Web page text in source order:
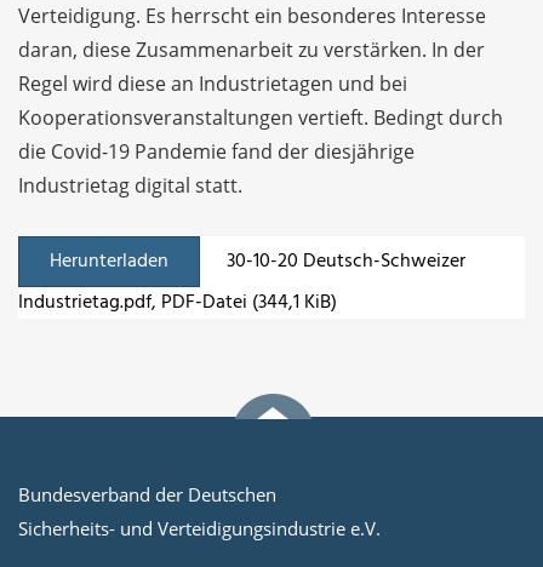
Verteidigung. Es herrscht ein besonderes Interesse
daran, diese Zusammenarbeit zu verstärken. In der
Regel wird diese an Industrietagen und bei
Kooperationsveranstaltungen vertieft. Bedingt durch
die Covid-19 Pandemie fand der diesjährige
Industrietag digital statt.
Herunterladen
30-10-20 Deutsch-Schweizer
Industrietag.pdf, PDF-Datei (344,1 KiB)
Bundesverband der Deutschen
Sicherheits- und Verteidigungsindustrie e.V.